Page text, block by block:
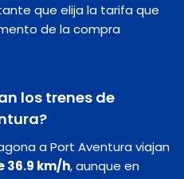
que elija la tarifa que
de la compra
los trenes de
a Port Aventura viajan
36.9 km/h, aunque en